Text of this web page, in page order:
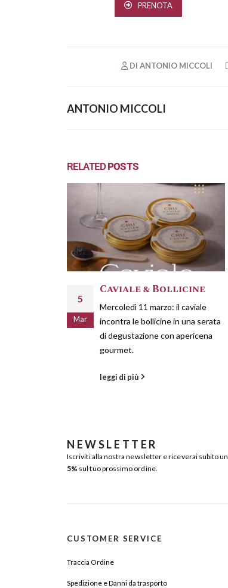
PRENOTA
DI ANTONIO MICCOLI
ANTONIO MICCOLI
RELATEDPOSTS
5
Mar
Caviale & Bollicine
Mercoledì 11 marzo: il caviale
incontra le bollicine in una serata
di degustazione con apericena
gourmet.
leggi di più
NEWSLETTER
Iscriviti alla nostra newsletter e riceverai subito un
5% sul tuo prossimo ordine.
CUSTOMER SERVICE
Traccia Ordine
Spedizione e Danni da trasporto